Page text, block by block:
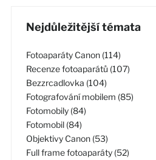
Nejdůležitější témata
Fotoaparáty Canon (114)
Recenze fotoaparátů (107)
Bezzrcadlovka (104)
Fotografování mobilem (85)
Fotomobily (84)
Fotomobil (84)
Objektivy Canon (53)
Full frame fotoaparáty (52)